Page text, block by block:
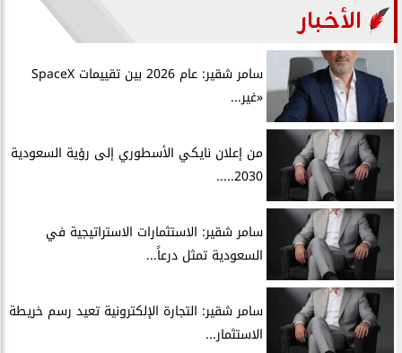
الأخبار
سامر شقير: عام 2026 بين تقييمات SpaceX
«غير...
من إعلان نايكي الأسطوري إلى رؤية السعودية
2030.....
سامر شقير: الاستثمارات الاستراتيجية في
السعودية تمثل درعاً...
سامر شقير: التجارة الإلكترونية تعيد رسم خريطة
الاستثمار...